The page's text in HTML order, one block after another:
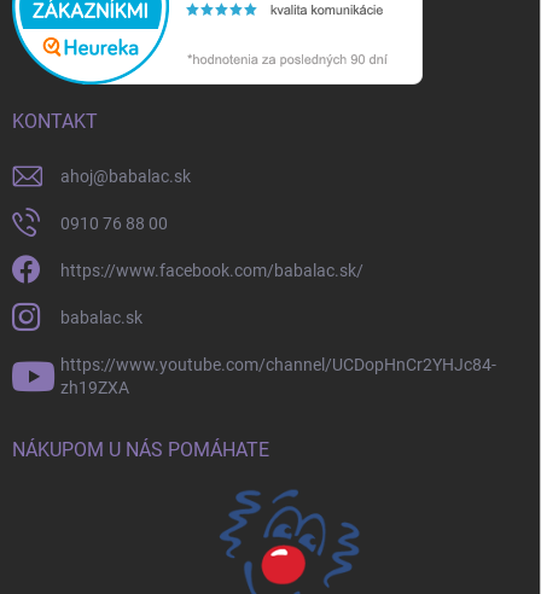
KONTAKT
ahoj@babalac.sk
0910 76 88 00
https://www.facebook.com/babalac.sk/
babalac.sk
https://www.youtube.com/channel/UCDopHnCr2YHJc84-
zh19ZXA
NÁKUPOM U NÁS POMÁHATE